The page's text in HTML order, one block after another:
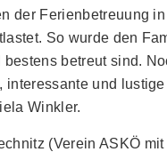
der Ferienbetreuung
So wurde den
bestens betreut sind.
interessante und
Winkler.
(Verein ASKÖ